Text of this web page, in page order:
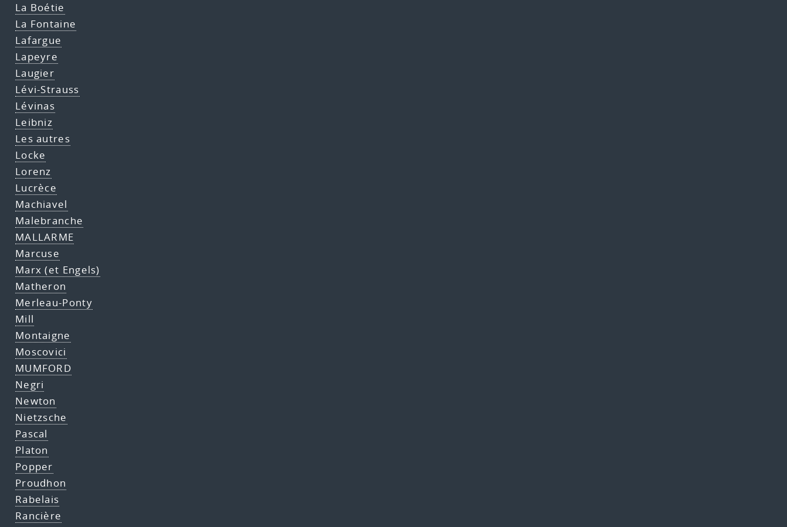
La Boétie
La Fontaine
Lafargue
Lapeyre
Laugier
Lévi-Strauss
Lévinas
Leibniz
Les autres
Locke
Lorenz
Lucrèce
Machiavel
Malebranche
MALLARME
Marcuse
Marx (et Engels)
Matheron
Merleau-Ponty
Mill
Montaigne
Moscovici
MUMFORD
Negri
Newton
Nietzsche
Pascal
Platon
Popper
Proudhon
Rabelais
Rancière